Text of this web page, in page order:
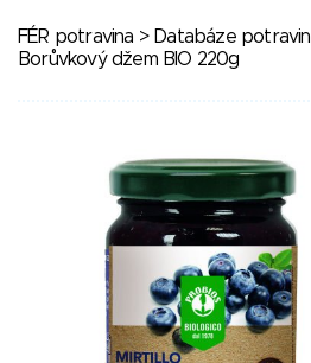
FÉR potravina > Databáze potravin
Borůvkový džem BIO 220g